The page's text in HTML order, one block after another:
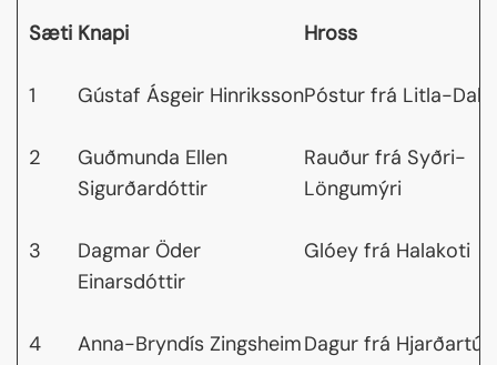
Sæti Knapi Hross
1 Gústaf Ásgeir HinrikssonPóstur frá Litla-Dal
2
Guðmunda Ellen
Sigurðardóttir
Rauður frá Syðri-
Löngumýri
3
Dagmar Öder
Einarsdóttir
Glóey frá Halakoti
4 Anna-Bryndís ZingsheimDagur frá Hjarðartúni